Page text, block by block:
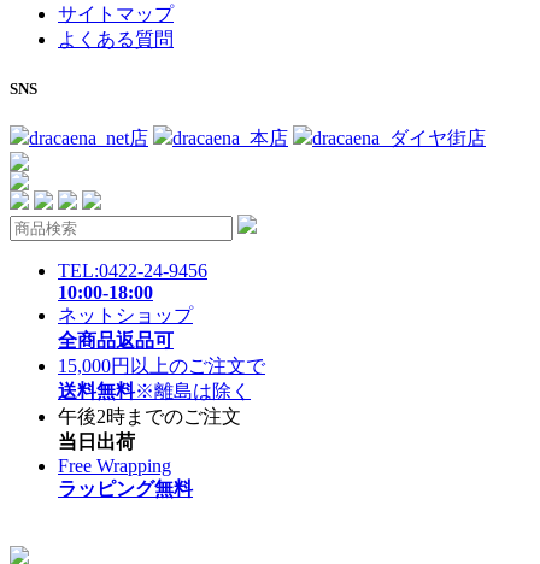
サイトマップ
よくある質問
SNS
dracaena_net店 dracaena_本店 dracaena_ダイヤ街店
TEL:0422-24-9456
10:00-18:00
ネットショップ
全商品返品可
15,000円以上のご注文で
送料無料※離島は除く
午後2時までのご注文
当日出荷
Free Wrapping
ラッピング無料